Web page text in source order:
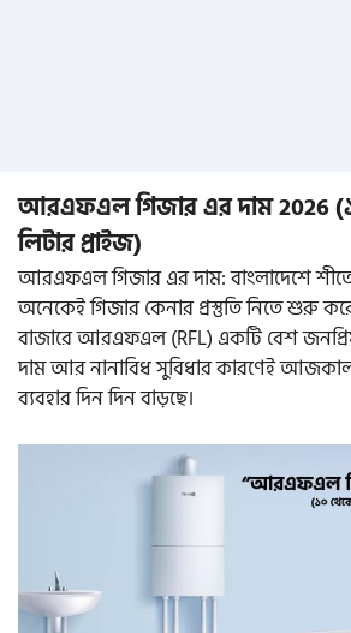
আরএফএল গিজার এর দাম 2026
লিটার প্রাইজ)
আরএফএল গিজার এর দাম: বাংলাদেশে
অনেকেই গিজার কেনার প্রস্তুতি নিতে শুরু
বাজারে আরএফএল (RFL) একটি বেশ
দাম আর নানাবিধ সুবিধার কারণেই
ব্যবহার দিন দিন বাড়ছে।